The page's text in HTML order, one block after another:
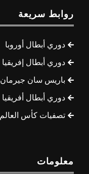
روابط سريعة
دوري أبطال أوروبا
دوري أبطال إفريقيا
باريس سان جيرمان
دوري أبطال أفريقيا
تصفيات كأس العالم
معلومات